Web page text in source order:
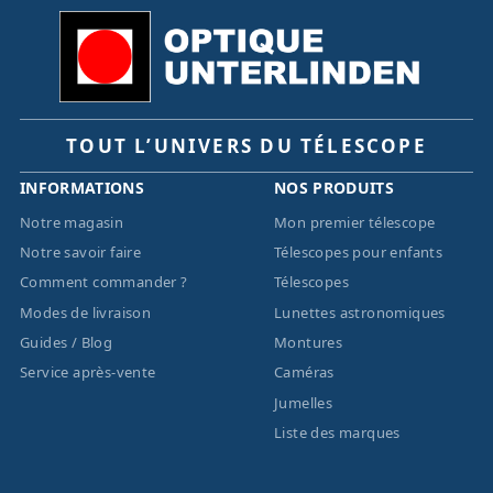
TOUT L’UNIVERS DU TÉLESCOPE
INFORMATIONS
Notre magasin
Notre savoir faire
Comment commander ?
Modes de livraison
Guides / Blog
Service après-vente
NOS PRODUITS
Mon premier télescope
Télescopes pour enfants
Télescopes
Lunettes astronomiques
Montures
Caméras
Jumelles
Liste des marques